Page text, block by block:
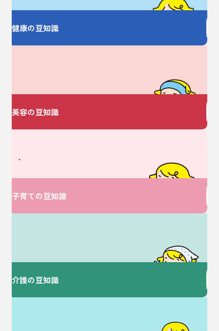
健康の豆知識
美容の豆知識
V・ドラッグにおまかせ♪
子育ての豆知識
介護の豆知識